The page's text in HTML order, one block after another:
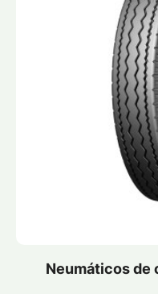
Neumáticos de